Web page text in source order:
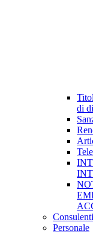
di
Personale